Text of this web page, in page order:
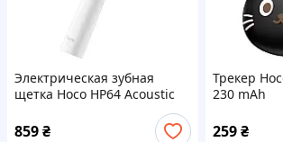
Электрическая зубная
щетка Hoco HP64 Acoustic
859₴
Трекер
230 mAh
259₴